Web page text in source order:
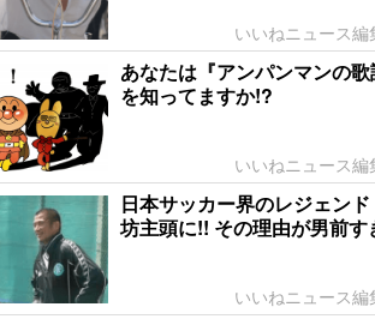
いいねニュース編
あなたは『アンパンマンの
を知ってますか!?
いいねニュース編
日本サッカー界のレジェン
坊主頭に!! その理由が男前す
いいねニュース編